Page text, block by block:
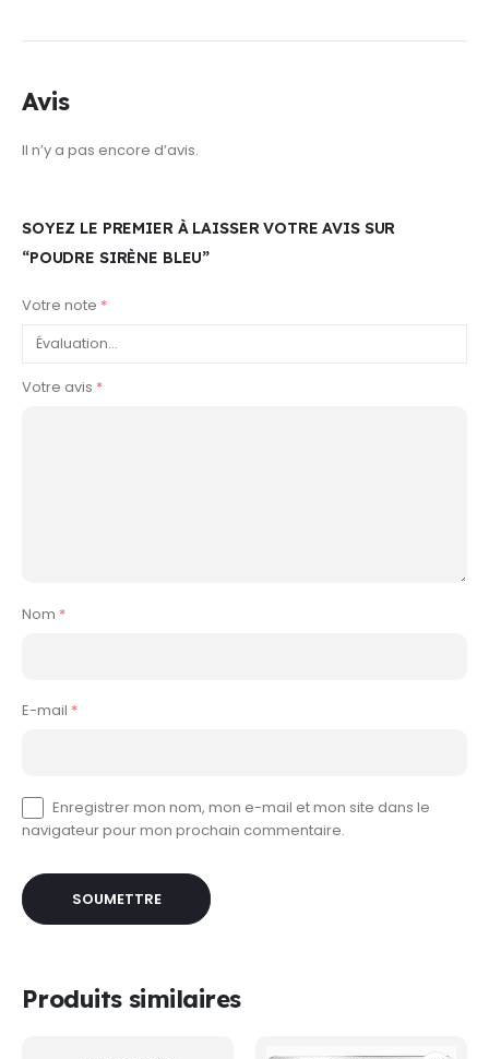
Avis
Il n’y a pas encore d’avis.
SOYEZ LE PREMIER À LAISSER VOTRE AVIS SUR
“POUDRE SIRÈNE BLEU”
Votre note *
Votre avis *
Nom *
E-mail *
Enregistrer mon nom, mon e-mail et mon site dans le
navigateur pour mon prochain commentaire.
Produits similaires